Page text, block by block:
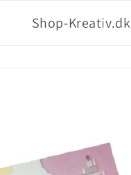
Shop-Kreativ.dk